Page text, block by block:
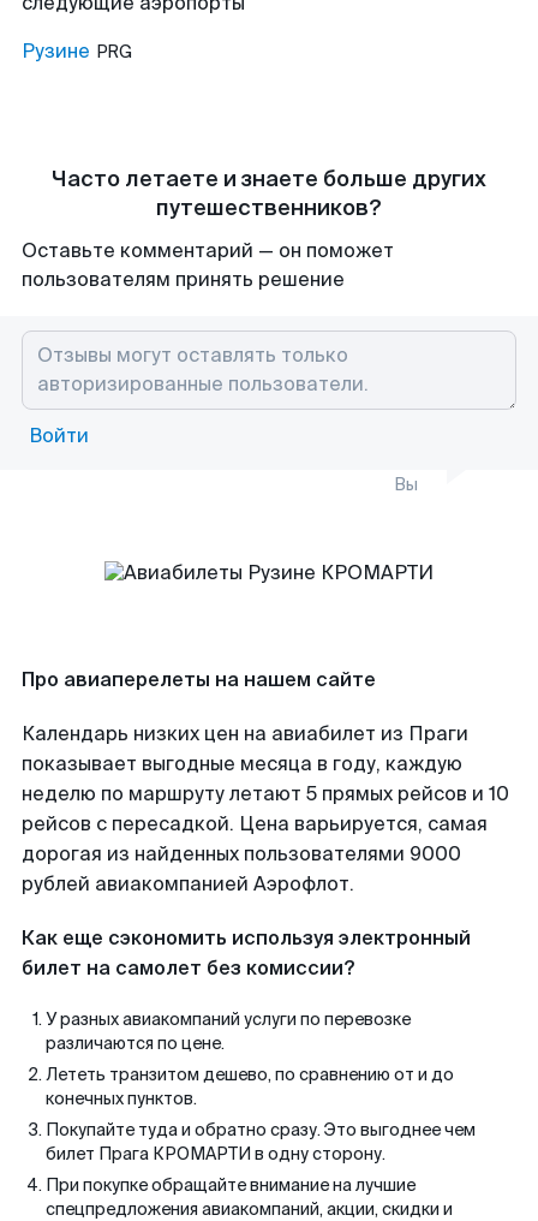
Рузине PRG
Часто летаете и знаете больше других
путешественников?
Оставьте комментарий — он поможет
пользователям принять решение
Войти
Вы
Про авиаперелеты на нашем сайте
Календарь низких цен на авиабилет из Праги
показывает выгодные месяца в году, каждую
неделю по маршруту летают 5 прямых рейсов и 10
рейсов с пересадкой. Цена варьируется, самая
дорогая из найденных пользователями 9000
рублей авиакомпанией Аэрофлот.
Как еще сэкономить используя электронный
билет на самолет без комиссии?
У разных авиакомпаний услуги по перевозке
различаются по цене.
Лететь транзитом дешево, по сравнению от и до
конечных пунктов.
Покупайте туда и обратно сразу. Это выгоднее чем
билет Прага КРОМАРТИ в одну сторону.
При покупке обращайте внимание на лучшие
спецпредложения авиакомпаний, акции, скидки и